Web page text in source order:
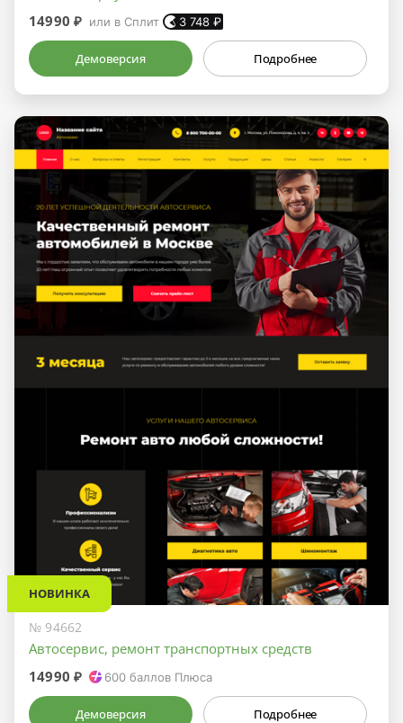
14990 ₽ или в Сплит 3 748 ₽
Демоверсия Подробнее
НОВИНКА
№ 94662
Автосервис, ремонт транспортных средств
14990 ₽
600 баллов Плюса
Демоверсия Подробнее